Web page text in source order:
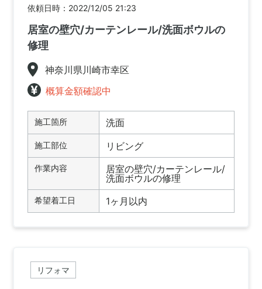
依頼日時：2022/12/05 21:23
居室の壁穴/カーテンレール/洗面ボウルの
修理
神奈川県川崎市幸区
概算金額確認中
施工箇所 洗面
施工部位 リビング
作業内容
居室の壁穴/カーテンレール/
洗面ボウルの修理
希望着工日 1ヶ月以内
リフォマ